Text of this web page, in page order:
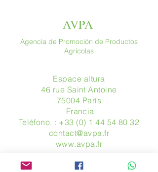
AVPA
Agencia de Promoción de Productos
Agrícolas
Espace altura
46 rue Saint Antoine
75004 París
​ Francia
Teléfono. : +33 (0) 1 44 54 80 32
contact@avpa.fr
www.avpa.fr